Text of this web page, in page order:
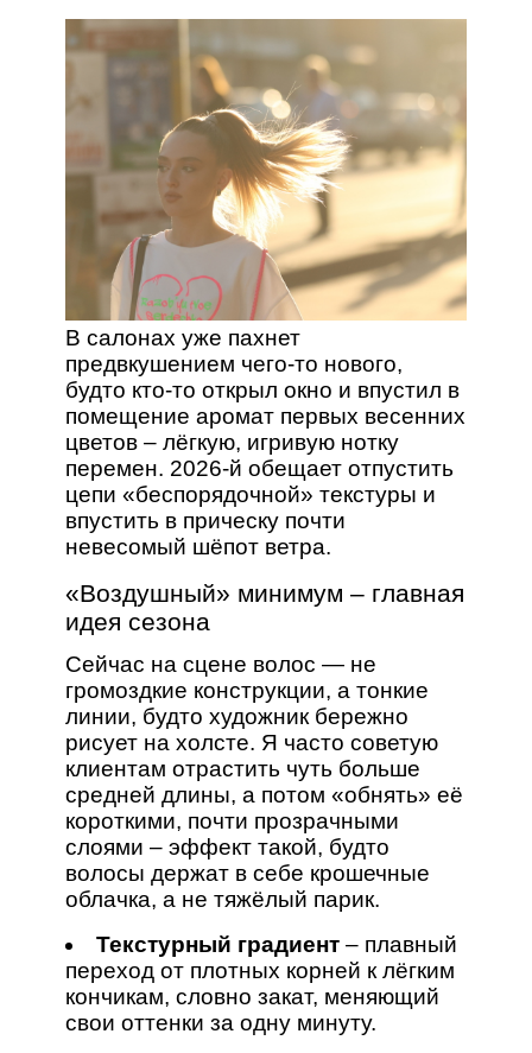
В салонах уже пахнет
предвкушением чего‑то нового,
будто кто‑то открыл окно и впустил в
помещение аромат первых весенних
цветов – лёгкую, игривую нотку
перемен. 2026‑й обещает отпустить
цепи «беспорядочной» текстуры и
впустить в прическу почти
невесомый шёпот ветра.
«Воздушный» минимум – главная
идея сезона
Сейчас на сцене волос — не
громоздкие конструкции, а тонкие
линии, будто художник бережно
рисует на холсте. Я часто советую
клиентам отрастить чуть больше
средней длины, а потом «обнять» её
короткими, почти прозрачными
слоями – эффект такой, будто
волосы держат в себе крошечные
облачка, а не тяжёлый парик.
Текстурный градиент– плавный
переход от плотных корней к лёгким
кончикам, словно закат, меняющий
свои оттенки за одну минуту.